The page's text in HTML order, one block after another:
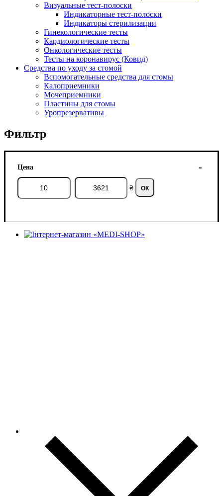
Визуальные тест-полоски
Индикаторные тест-полоски
Индикаторы стерилизации
Гинекологические тесты
Кардиологические тесты
Онкологические тесты
Тесты на коронавирус (Ковид)
Средства по уходу за стомой
Вспомогательные средства для стомы
Калоприемники
Мочеприемники
Пластины для стомы
Уропрезервативы
Фильтр
Цена
₴ ОК